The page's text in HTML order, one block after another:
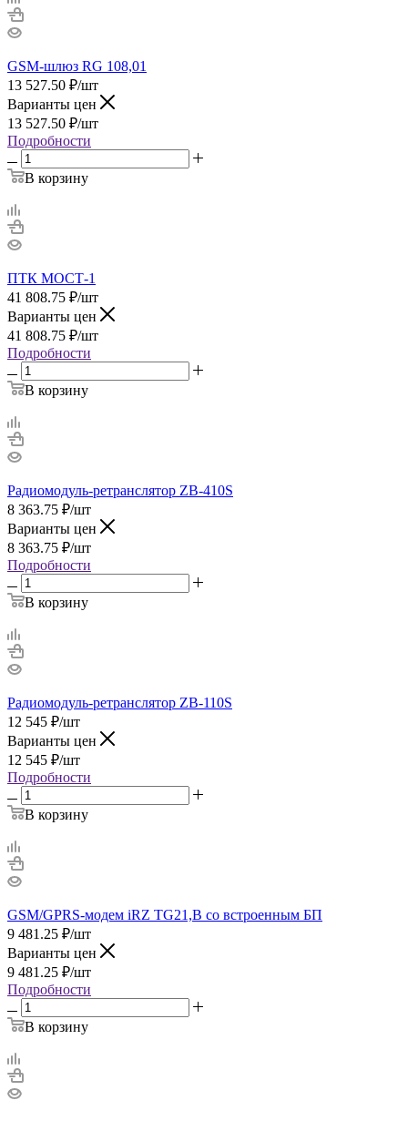
GSM-шлюз RG 108,01
13 527.50 ₽/шт
Варианты цен
13 527.50 ₽/шт
Подробности
В корзину
ПТК МОСТ-1
41 808.75 ₽/шт
Варианты цен
41 808.75 ₽/шт
Подробности
В корзину
Радиомодуль-ретранслятор ZB-410S
8 363.75 ₽/шт
Варианты цен
8 363.75 ₽/шт
Подробности
В корзину
Радиомодуль-ретранслятор ZB-110S
12 545 ₽/шт
Варианты цен
12 545 ₽/шт
Подробности
В корзину
GSM/GPRS-модем iRZ TG21,B со встроенным БП
9 481.25 ₽/шт
Варианты цен
9 481.25 ₽/шт
Подробности
В корзину